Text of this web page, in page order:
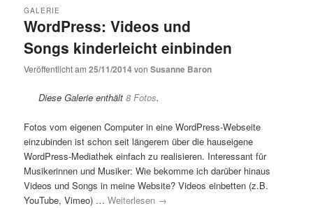
WordPress: Videos und
Songs kinderleicht einbinden
GALERIE
Veröffentlicht am25/11/2014vonSusanne Baron
Diese Galerie enthält8 Fotos.
Fotos vom eigenen Computer in eine WordPress-Webseite
einzubinden ist schon seit längerem über die hauseigene
WordPress-Mediathek einfach zu realisieren. Interessant für
Musikerinnen und Musiker: Wie bekomme ich darüber hinaus
Videos und Songs in meine Website? Videos einbetten (z.B.
YouTube, Vimeo) …Weiterlesen →